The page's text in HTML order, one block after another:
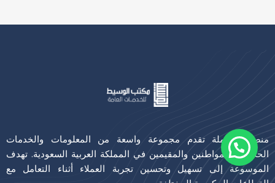
منصة متكاملة تقدم مجموعة واسعة من المعلومات والخدمات
الحكومية للمواطنين والمقيمين في المملكة العربية السعودية. تهدف
الموسوعة إلى تسهيل وتحسين تجربة العملاء أثناء التعامل مع